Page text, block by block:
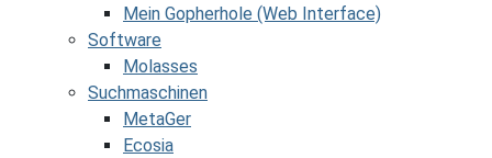
Mein Gopherhole (Web Interface)
Software
Molasses
Suchmaschinen
MetaGer
Ecosia